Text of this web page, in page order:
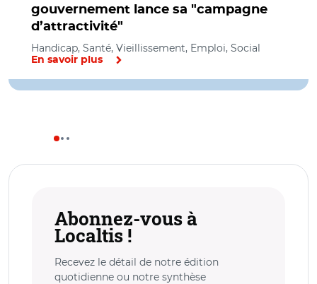
gouvernement lance sa "campagne
d’attractivité"
Handicap, Santé, Vieillissement, Emploi, Social
En savoir plus
Abonnez-vous à
Localtis !
Recevez le détail de notre édition
quotidienne ou notre synthèse